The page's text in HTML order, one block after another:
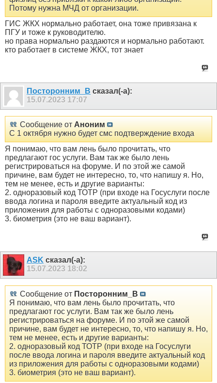
Потому нужна МЧД от организации.
ГИС ЖКХ нормально работает, она тоже привязана к
ПГУ и тоже к руководителю.
но права нормально раздаются и нормально работают.
кто работает в системе ЖКХ, тот знает
Посторонним_В сказал(-а):
15.07.2023 17:07
Сообщение от Аноним
С 1 октября нужно будет смс подтверждение входа
Я понимаю, что вам лень было прочитать, что
предлагают гос услуги. Вам так же было лень
регистрироваться на форуме. И по этой же самой
причине, вам будет не интересно, то, что напишу я. Но,
тем не менее, есть и другие варианты:
2. одноразовый код ТОТР (при входе на Госуслуги после
ввода логина и пароля введите актуальный код из
приложения для работы с одноразовыми кодами)
3. биометрия (это не ваш вариант).
ASK сказал(-а):
15.07.2023 18:02
Сообщение от Посторонним_В
Я понимаю, что вам лень было прочитать, что
предлагают гос услуги. Вам так же было лень
регистрироваться на форуме. И по этой же самой
причине, вам будет не интересно, то, что напишу я. Но,
тем не менее, есть и другие варианты:
2. одноразовый код ТОТР (при входе на Госуслуги
после ввода логина и пароля введите актуальный код
из приложения для работы с одноразовыми кодами)
3. биометрия (это не ваш вариант).